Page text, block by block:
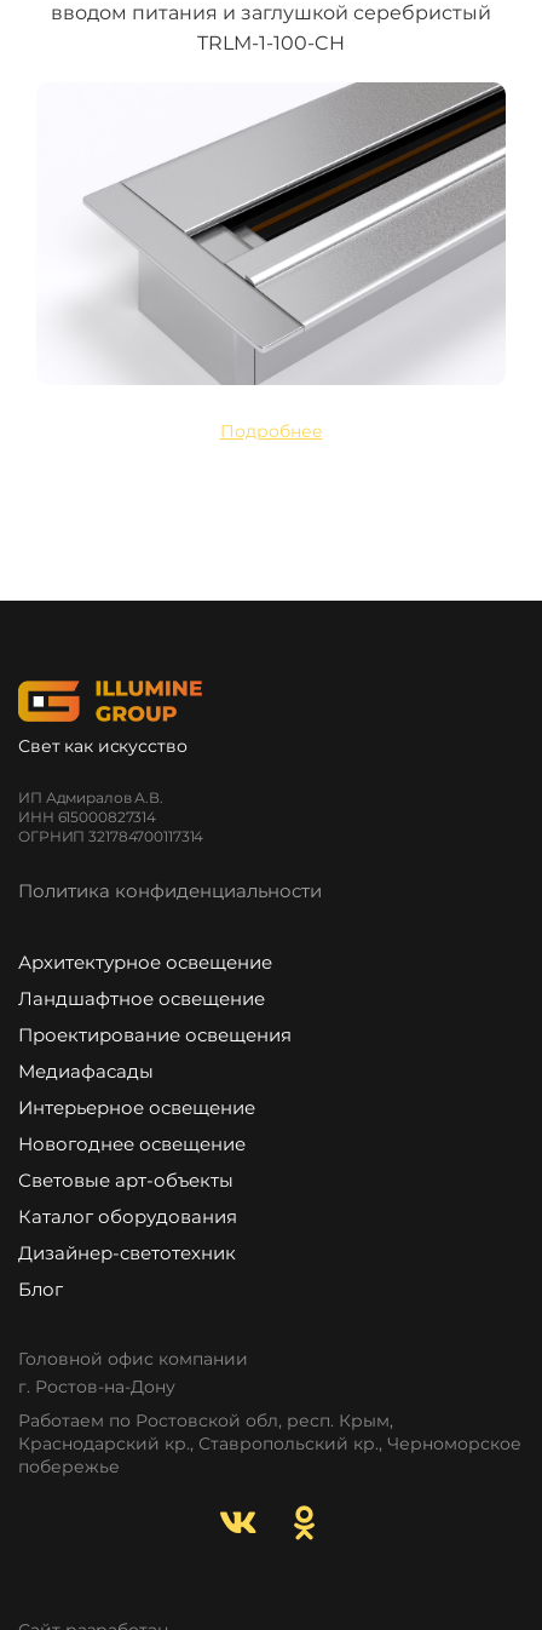
вводом питания и заглушкой серебристый
TRLM-1-100-CH
Подробнее
Свет как искусство
ИП Адмиралов А.В.
ИНН 615000827314
ОГРНИП 321784700117314
Политика конфиденциальности
Архитектурное освещение
Ландшафтное освещение
Проектирование освещения
Медиафасады
Интерьерное освещение
Новогоднее освещение
Световые арт-объекты
Каталог оборудования
Дизайнер-светотехник
Блог
Головной офис компании
г. Ростов-на-Дону
Работаем по Ростовской обл, респ. Крым,
Краснодарский кр., Ставропольский кр., Черноморское
побережье